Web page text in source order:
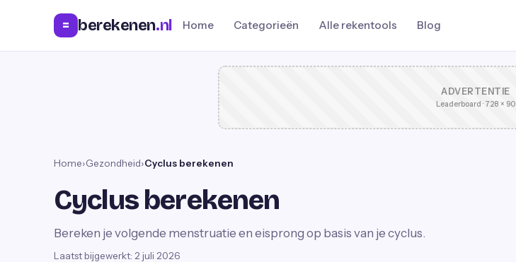
= berekenen.nl Home Categorieën Alle rekentools Blog
ADVERTENTIE
Leaderboard · 728 × 90
Home›Gezondheid›Cyclus berekenen
Cyclus berekenen
Bereken je volgende menstruatie en eisprong op basis van je cyclus.
Laatst bijgewerkt: 2 juli 2026